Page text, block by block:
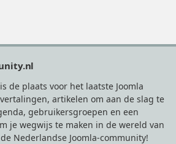
de plaats voor het laatste Joomla
artikelen om aan de slag te
gebruikersgroepen en een
je wegwijs te maken in de wereld van
Nederlandse Joomla-community!